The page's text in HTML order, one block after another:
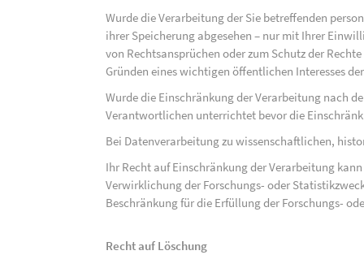
Wurde die Verarbeitung der Sie betreffenden
ihrer Speicherung abgesehen – nur mit Ihrer
von Rechtsansprüchen oder zum Schutz der
Gründen eines wichtigen öffentlichen Interesses
Wurde die Einschränkung der Verarbeitung nach
Verantwortlichen unterrichtet bevor die
Bei Datenverarbeitung zu wissenschaftlichen,
Ihr Recht auf Einschränkung der Verarbeitung
Verwirklichung der Forschungs- oder
Beschränkung für die Erfüllung der Forschungs-
Recht auf Löschung